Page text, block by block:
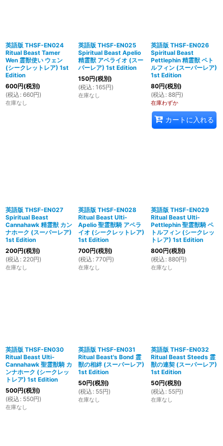
英語版 THSF-EN024
Ritual Beast Tamer
Wen 霊獣使い ウェン
(シークレットレア) 1st
Edition
600円(税別)
(税込 : 660円)
在庫なし
英語版 THSF-EN025
Spiritual Beast Apelio
精霊獣 アペライオ (スー
パーレア) 1st Edition
150円(税別)
(税込 : 165円)
在庫なし
英語版 THSF-EN026
Spiritual Beast
Pettlephin 精霊獣 ペト
ルフィン (スーパーレア)
1st Edition
80円(税別)
(税込 : 88円)
在庫わずか
カートに入れる
英語版 THSF-EN027
Spiritual Beast
Cannahawk 精霊獣 カン
ナホーク (スーパーレア)
1st Edition
200円(税別)
(税込 : 220円)
在庫なし
英語版 THSF-EN028
Ritual Beast Ulti-
Apelio 聖霊獣騎 アペラ
イオ (シークレットレア)
1st Edition
700円(税別)
(税込 : 770円)
在庫なし
英語版 THSF-EN029
Ritual Beast Ulti-
Pettlephin 聖霊獣騎 ペ
トルフィン (シークレッ
トレア) 1st Edition
800円(税別)
(税込 : 880円)
在庫なし
英語版 THSF-EN030
Ritual Beast Ulti-
Cannahawk 聖霊獣騎 カ
ンナホーク (シークレッ
トレア) 1st Edition
500円(税別)
(税込 : 550円)
在庫なし
英語版 THSF-EN031
Ritual Beast's Bond 霊
獣の相絆 (スーパーレア)
1st Edition
50円(税別)
(税込 : 55円)
在庫なし
英語版 THSF-EN032
Ritual Beast Steeds 霊
獣の連契 (スーパーレア)
1st Edition
50円(税別)
(税込 : 55円)
在庫なし